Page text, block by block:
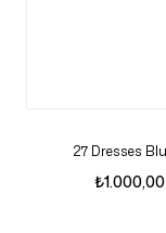
27 Dresses
₺1.000,00